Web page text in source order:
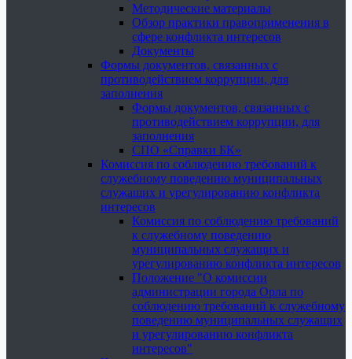
Методические материалы
Обзор практики правоприменения в
сфере конфликта интересов
Документы
Формы документов, связанных с
противодействием коррупции, для
заполнения
Формы документов, связанных с
противодействием коррупции, для
заполнения
СПО «Справки БК»
Комиссия по соблюдению требований к
служебному поведению муниципальных
служащих и урегулированию конфликта
интересов
Комиссия по соблюдению требований
к служебному поведению
муниципальных служащих и
урегулированию конфликта интересов
Положение "О комиссии
администрации города Орла по
соблюдению требований к служебному
поведению муниципальных служащих
и урегулированию конфликта
интересов"